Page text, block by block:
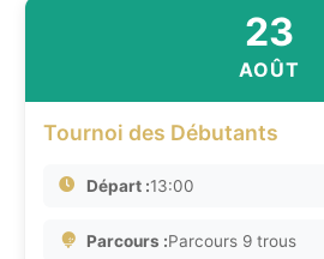
23
AOÛT
Tournoi des Débutants
Départ :13:00
Parcours :Parcours 9 trous